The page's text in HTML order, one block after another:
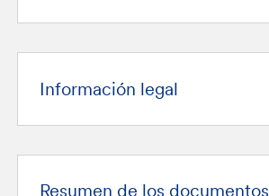
Información legal
Resumen de los documentos